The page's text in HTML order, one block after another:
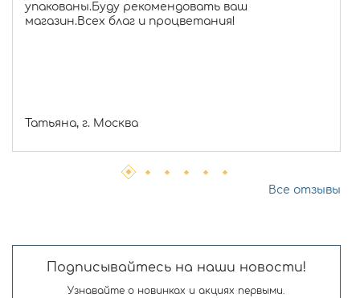
упакованы.Буду рекомендовать ваш
магазин.Всех благ и процветания!
Татьяна, г. Москва
Все отзывы
Подписывайтесь на наши новости!
Узнавайте о новинках и акциях первыми.